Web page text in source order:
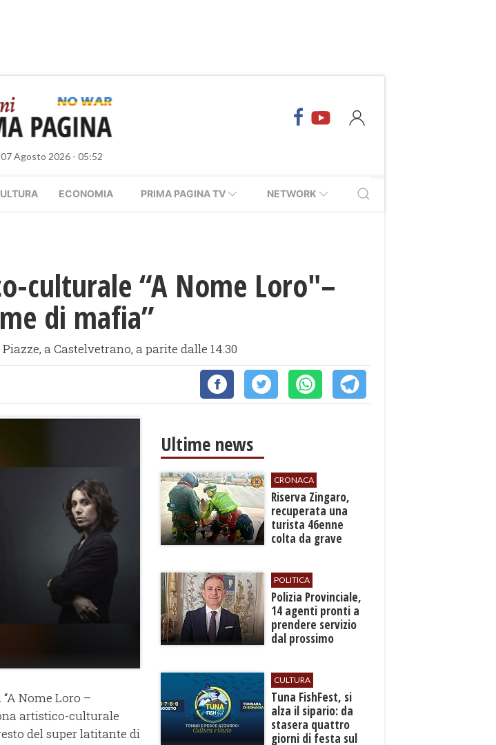
Agosto 2026 - 05:52
ECONOMIA PRIMA PAGINA TV NETWORK
culturale “A Nome Loro"–
di mafia”
a Castelvetrano, a parite dalle 14.30
Nome Loro –
artistico-culturale
del super latitante di
Ultime news
CRONACA
​Riserva Zingaro,
recuperata una
turista 46enne
colta da grave
POLITICA
​Polizia Provinciale,
14 agenti pronti a
prendere servizio
dal prossimo
CULTURA
​Tuna FishFest, si
alza il sipario: da
stasera quattro
giorni di festa sul